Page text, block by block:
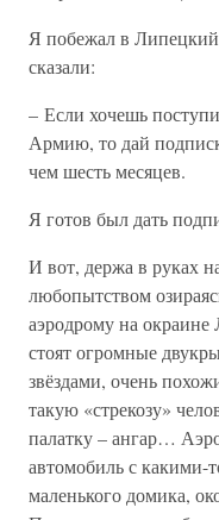
Я побежал в
сказали:
– Если хочешь
Армию, то дай
чем шесть месяцев.
Я готов был дать
И вот, держа в руках
любопытством
аэродрому на
стоят огромные
звёздами, очень
такую «стрекозу»
палатку – ангар…
автомобиль с какими-
маленького домика,